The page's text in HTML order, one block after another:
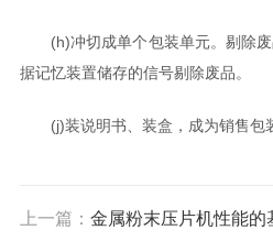
(h)冲切成单个包装单元。剔除废
据记忆装置储存的信号剔除废品。
(j)装说明书、装盒，成为销售包
上一篇： 金属粉末压片机性能的